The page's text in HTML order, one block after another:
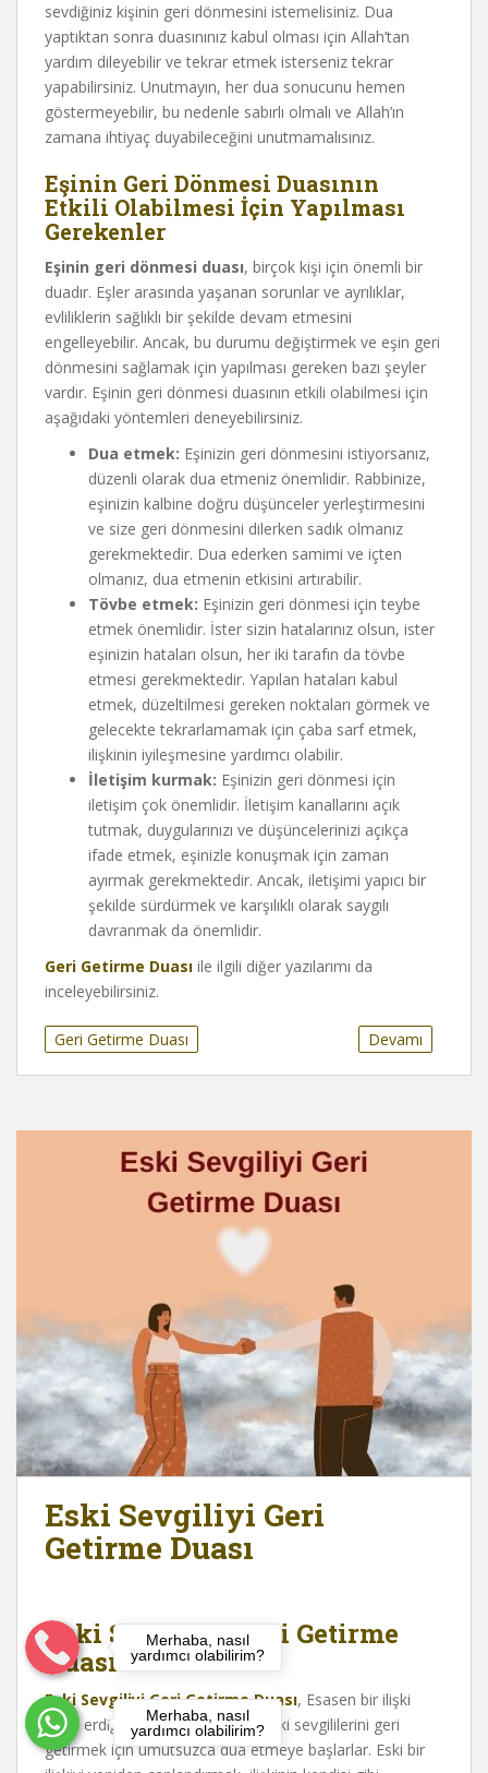
Merhaba, nasıl
yardımcı olabilirim?
Merhaba, nasıl
yardımcı olabilirim?
sevdiğiniz kişinin geri dönmesini istemelisiniz. Dua
yaptıktan sonra duasınınız kabul olması için Allah’tan
yardım dileyebilir ve tekrar etmek isterseniz tekrar
yapabilirsiniz. Unutmayın, her dua sonucunu hemen
göstermeyebilir, bu nedenle sabırlı olmalı ve Allah’ın
zamana ihtiyaç duyabileceğini unutmamalısınız.
Eşinin Geri Dönmesi Duasının
Etkili Olabilmesi İçin Yapılması
Gerekenler
Eşinin geri dönmesi duası, birçok kişi için önemli bir
duadır. Eşler arasında yaşanan sorunlar ve ayrılıklar,
evliliklerin sağlıklı bir şekilde devam etmesini
engelleyebilir. Ancak, bu durumu değiştirmek ve eşin geri
dönmesini sağlamak için yapılması gereken bazı şeyler
vardır. Eşinin geri dönmesi duasının etkili olabilmesi için
aşağıdaki yöntemleri deneyebilirsiniz.
Dua etmek: Eşinizin geri dönmesini istiyorsanız,
düzenli olarak dua etmeniz önemlidir. Rabbinize,
eşinizin kalbine doğru düşünceler yerleştirmesini
ve size geri dönmesini dilerken sadık olmanız
gerekmektedir. Dua ederken samimi ve içten
olmanız, dua etmenin etkisini artırabilir.
Tövbe etmek: Eşinizin geri dönmesi için teybe
etmek önemlidir. İster sizin hatalarınız olsun, ister
eşinizin hataları olsun, her iki tarafın da tövbe
etmesi gerekmektedir. Yapılan hataları kabul
etmek, düzeltilmesi gereken noktaları görmek ve
gelecekte tekrarlamamak için çaba sarf etmek,
ilişkinin iyileşmesine yardımcı olabilir.
İletişim kurmak: Eşinizin geri dönmesi için
iletişim çok önemlidir. İletişim kanallarını açık
tutmak, duygularınızı ve düşüncelerinizi açıkça
ifade etmek, eşinizle konuşmak için zaman
ayırmak gerekmektedir. Ancak, iletişimi yapıcı bir
şekilde sürdürmek ve karşılıklı olarak saygılı
davranmak da önemlidir.
Geri Getirme Duası ile ilgili diğer yazılarımı da
inceleyebilirsiniz.
Devamı
Geri Getirme Duası
Eski Sevgiliyi Geri
Getirme Duası
Eski Sevgiliyi Geri Getirme
Duası
Eski Sevgiliyi Geri Getirme Duası, Esasen bir ilişki
sona erdiğinde, bazen insanlar eski sevgililerini geri
getirmek için umutsuzca dua etmeye başlarlar. Eski bir